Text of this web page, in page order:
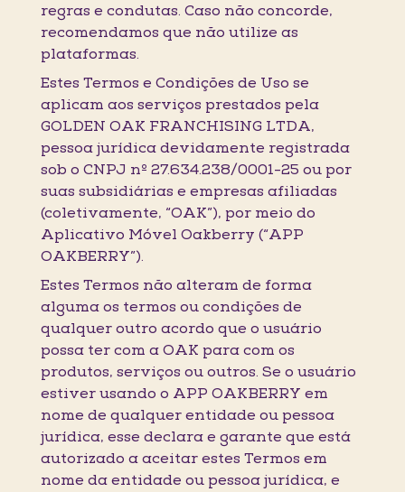
regras e condutas. Caso não concorde,
recomendamos que não utilize as
plataformas.
Estes Termos e Condições de Uso se
aplicam aos serviços prestados pela
GOLDEN OAK FRANCHISING LTDA,
pessoa jurídica devidamente registrada
sob o CNPJ nº 27.634.238/0001-25 ou por
suas subsidiárias e empresas afiliadas
(coletivamente, “OAK”), por meio do
Aplicativo Móvel Oakberry (“APP
OAKBERRY”).
Estes Termos não alteram de forma
alguma os termos ou condições de
qualquer outro acordo que o usuário
possa ter com a OAK para com os
produtos, serviços ou outros. Se o usuário
estiver usando o APP OAKBERRY em
nome de qualquer entidade ou pessoa
jurídica, esse declara e garante que está
autorizado a aceitar estes Termos em
nome da entidade ou pessoa jurídica, e